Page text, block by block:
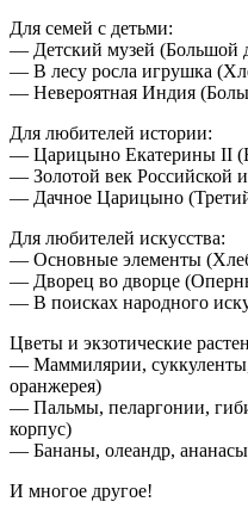
Для семей с детьми:
— Детский музей (Большой
— В лесу росла игрушка
— Невероятная Индия
Для любителей истории:
— Царицыно Екатерины II
— Золотой век Российской
— Дачное Царицыно
Для любителей искусства:
— Основные элементы
— Дворец во дворце
— В поисках народного
Цветы и экзотические
— Маммилярии,
оранжерея)
— Пальмы, пеларгонии,
корпус)
— Бананы, олеандр,
И многое другое!